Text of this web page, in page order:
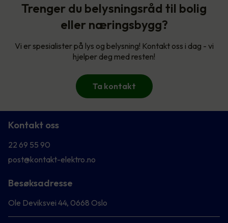
Trenger du belysningsråd til bolig
eller næringsbygg?
Vi er spesialister på lys og belysning! Kontakt oss i dag - vi
hjelper deg med resten!
Ta kontakt
Kontakt oss
22 69 55 90
post@kontakt-elektro.no
Besøksadresse
Ole Deviksvei 44, 0668 Oslo